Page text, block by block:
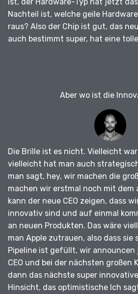
Nachteil ist, welche geile
raus? Also der Chip ist gut, das
auch bestimmt super, hat eine
Aber wo ist die
Die Brille ist es nicht. Vielleicht
vielleicht hat man auch
man sagt, hey, wir machen die
machen wir erstmal noch mit dem
kann der neue CEO zeigen, dass
innovativ sind und auf einmal
an neuen Produkten. Das wäre
man Apple zutrauen, also dass sie
Pipeline ist gefüllt, wir
CEO und bei der nächsten großen
dann das nächste super
Hinsicht, das optimistische Ich